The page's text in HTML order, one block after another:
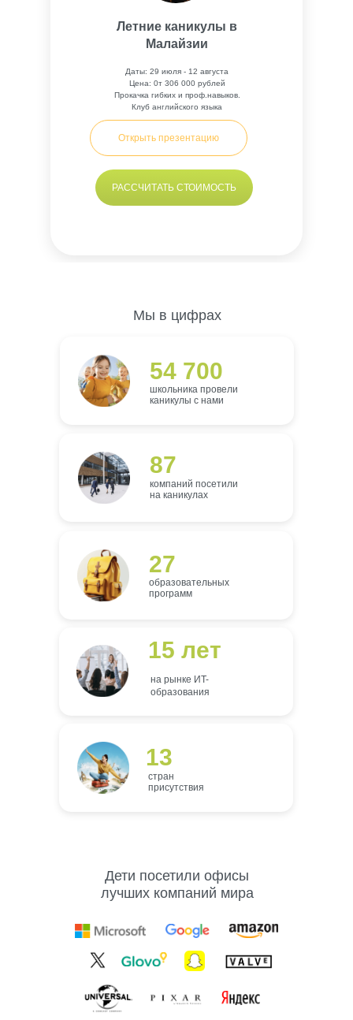
Даты: 29 июля - 12 августа
Цена: 0т 306 000 рублей
Прокачка гибких и проф.навыков.
Клуб английского языка
Летние каникулы в
Малайзии
Открыть презентацию
РАССЧИТАТЬ СТОИМОСТЬ
15 лет
на рынке ИT-
образования
87
компаний посетили
на каникулах
13
стран
присутствия
27
образовательных
программ
54 700
школьника провели
каникулы с нами
Мы в цифрах
Дети посетили офисы
лучших компаний мира